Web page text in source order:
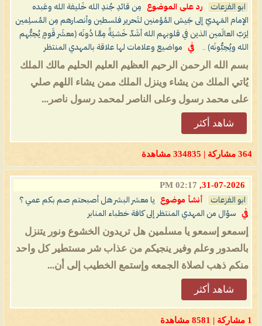
ابو الفزعات رد على الموضوع
مِن قائدِ جُندِ الله خَليفة الله وعَبده
الإمام المَهديّ إلى جَيش المُؤمنين لتَحرير فلسطين وأنصارهم مِن المُسلِمين
لِرَبّ العالَمين الذين في قلوبهم الله أشَدّ خَشيَةً مِمَّا دُونَه (معشَر قَومٍ يُحِبُّهم
الله ويُحِبُّونَه) ..
في مواضيع وعلامات لها علاقة بالمهدي المنتظر
بسم الله الرحمن الرحيم العظيم العليم الحليم مالك الملك
يُاتي الملك من يشاء وينزل الملك ممن يشاء اللهم صلي
على محمد رسول وعلى الناصر لمحمد رسول ناصر...
شاهد أكثر
364 مشاركة | 334835 مشاهدة
31-07-2026,
02:17 PM
ابو الفزعات أنشأ موضوع
يا معشر البشر هل أصبحتم صم بكم عمي ؟
في
سؤال من المهدي المنتظر إلى كافة خطباء المنابر
إسمعو إسمعو يا مسلمين هل تريدون الخشوع ونور يتنزل
بالصدور وعلم وفير ينجيكم من عذاب شر مستطير كل واحد
منكم ذهب لصلاة الجمعه وإستمع الخطيب إلى أن...
شاهد أكثر
1 مشاركة | 8581 مشاهدة